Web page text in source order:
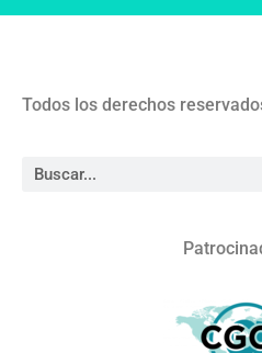
Todos los derechos